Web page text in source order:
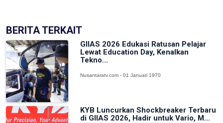
BERITA TERKAIT
GIIAS 2026 Edukasi Ratusan Pelajar
Lewat Education Day, Kenalkan
Tekno...
Nusantaratv.com - 01 Januari 1970
KYB Luncurkan Shockbreaker Terbaru
di GIIAS 2026, Hadir untuk Vario, M...